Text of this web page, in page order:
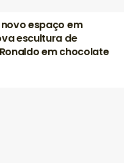
espaço em
escultura de
em chocolate